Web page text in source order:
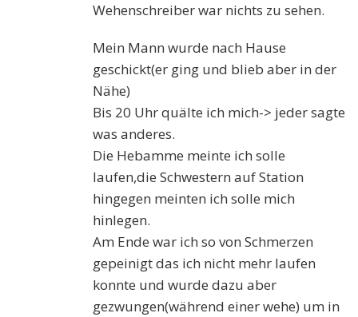
Wehenschreiber war nichts zu sehen.
Mein Mann wurde nach Hause
geschickt(er ging und blieb aber in der
Nähe)
Bis 20 Uhr quälte ich mich-> jeder sagte
was anderes.
Die Hebamme meinte ich solle
laufen,die Schwestern auf Station
hingegen meinten ich solle mich
hinlegen.
Am Ende war ich so von Schmerzen
gepeinigt das ich nicht mehr laufen
konnte und wurde dazu aber
gezwungen(während einer wehe) um in